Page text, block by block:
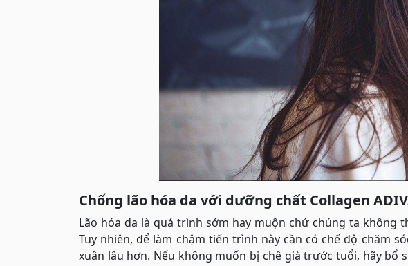
Chống lão hóa da với dưỡng chất Collagen
Lão hóa da là quá trình sớm hay muộn chứ chúng ta không
Tuy nhiên, để làm chậm tiến trình này cần có chế độ chăm
xuân lâu hơn. Nếu không muốn bị chê già trước tuổi, hãy bổ